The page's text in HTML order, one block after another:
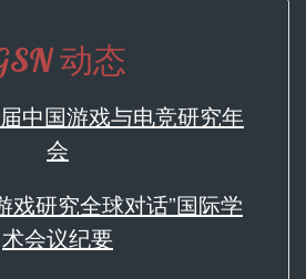
动态
中国游戏与电竞研究年
会
戏研究全球对话”国际学
术会议纪要